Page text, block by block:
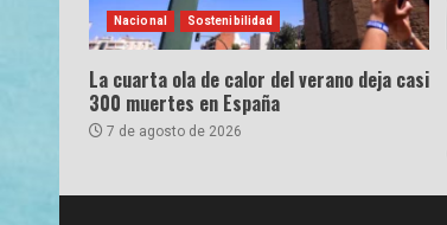
Nacional Sostenibilidad
La cuarta ola de calor del verano deja casi
300 muertes en España
7 de agosto de 2026